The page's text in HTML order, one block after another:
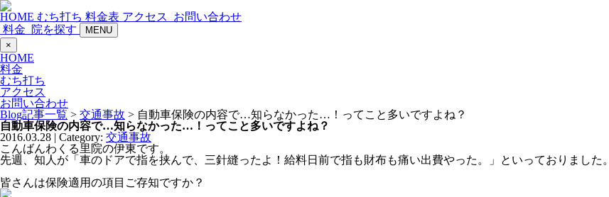
HOME むち打ち 料金表 アクセス
お問い合わせ
料金
院を探す
MENU
×
HOME
料金
むち打ち
アクセス
お問い合わせ
Blog記事一覧 > 交通事故 > 自動車保険の内容で…知らなかった…！ってこと多いですよね？
自動車保険の内容で…知らなかった…！ってこと多いですよね？
2016.03.28 | Category: 交通事故
こんばんわくる里院の伊東です。
先週、知人が「車のドアで指を挟んで、三針縫ったよ！給料日前で指も財布も痛い出費やった。」といっておりました。
皆さんは保険適用の項目ご存知ですか？